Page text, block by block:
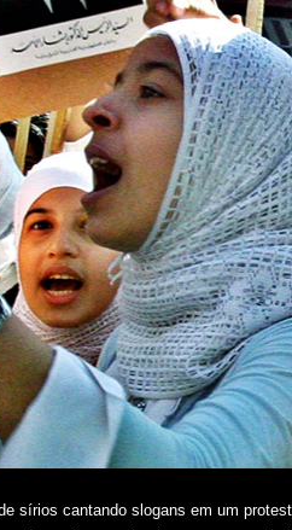
sírios cantando slogans em um